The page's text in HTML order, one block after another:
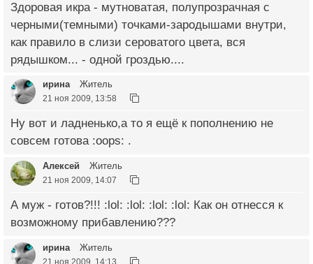
Здоровая икра - мутноватая, полупрозрачная с
черными(темными) точками-зародышами внутри,
как правило в слизи сероватого цвета, вся
рядышком... - одной гроздью....
ирина Житель
21 ноя 2009, 13:58
Ну вот и ладненько,а то я ещё к пополнению не
совсем готова :oops: .
Алексей Житель
21 ноя 2009, 14:07
А муж - готов?!!! :lol: :lol: :lol: :lol: Как он отнесся к
возможному прибавлению???
ирина Житель
21 ноя 2009, 14:13